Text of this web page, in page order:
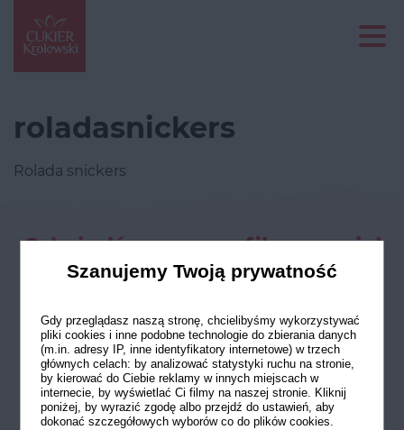
roladasnickers
Rolada snickers
Odwiedź nasze profile w social
mediach
Szanujemy Twoją prywatność
Gdy przeglądasz naszą stronę, chcielibyśmy wykorzystywać
pliki cookies i inne podobne technologie do zbierania danych
(m.in. adresy IP, inne identyfikatory internetowe) w trzech
głównych celach: by analizować statystyki ruchu na stronie,
by kierować do Ciebie reklamy w innych miejscach w
internecie, by wyświetlać Ci filmy na naszej stronie. Kliknij
poniżej, by wyrazić zgodę albo przejdź do ustawień, aby
dokonać szczegółowych wyborów co do plików cookies.